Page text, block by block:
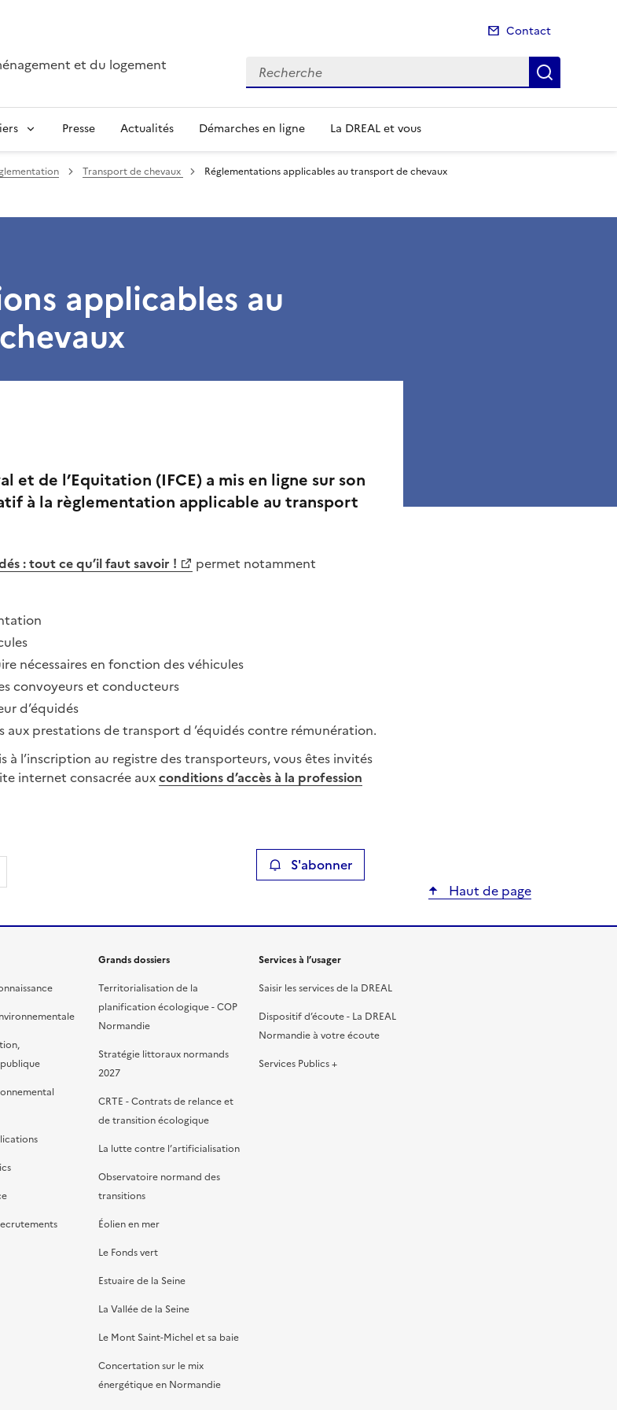
et du logement
Contact
Recherche
Presse Actualités Démarches en ligne La DREAL et vous
Transport de chevaux Réglementations applicables au transport de chevaux
applicables au
et de l’Equitation (IFCE) a mis en ligne sur son
à la règlementation applicable au transport
: tout ce qu’il faut savoir !
permet notamment
nécessaires en fonction des véhicules
convoyeurs et conducteurs
d’équidés
aux prestations de transport d ’équidés contre rémunération.
à l’inscription au registre des transporteurs, vous êtes invités
internet consacrée auxconditions d’accès à la profession
par email
Copier le lien de la page dans le presse-papier S'abonner
Haut de page
Grands dossiers
Territorialisation de la
planification écologique - COP
Normandie
Stratégie littoraux normands
2027
CRTE - Contrats de relance et
de transition écologique
La lutte contre l’artificialisation
Observatoire normand des
transitions
Éolien en mer
Le Fonds vert
Estuaire de la Seine
La Vallée de la Seine
Le Mont Saint-Michel et sa baie
Concertation sur le mix
énergétique en Normandie
Services à l’usager
Saisir les services de la DREAL
Dispositif d’écoute - La DREAL
Normandie à votre écoute
Services Publics +